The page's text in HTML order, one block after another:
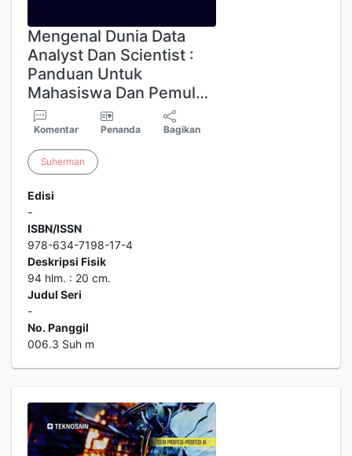
Mengenal Dunia Data
Analyst Dan Scientist :
Panduan Untuk
Mahasiswa Dan Pemul…
Komentar Penanda Bagikan
Suherman
Edisi
-
ISBN/ISSN
978-634-7198-17-4
Deskripsi Fisik
94 hlm. : 20 cm.
Judul Seri
-
No. Panggil
006.3 Suh m